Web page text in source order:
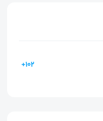
102+